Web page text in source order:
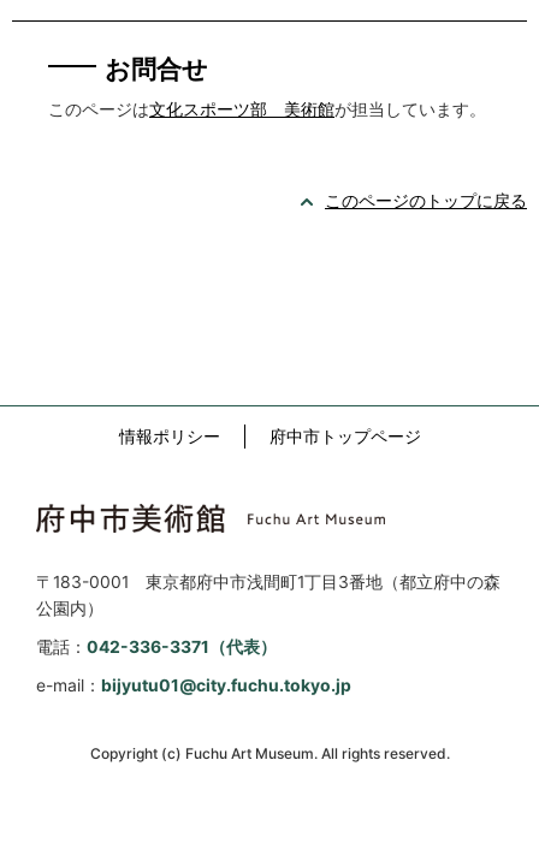
お問合せ
このページは文化スポーツ部 美術館が担当しています。
このページのトップに戻る
情報ポリシー 府中市トップページ
〒183-0001 東京都府中市浅間町1丁目3番地（都立府中の森
公園内）
電話： 042-336-3371（代表）
e-mail： bijyutu01@city.fuchu.tokyo.jp
Copyright (c) Fuchu Art Museum. All rights reserved.